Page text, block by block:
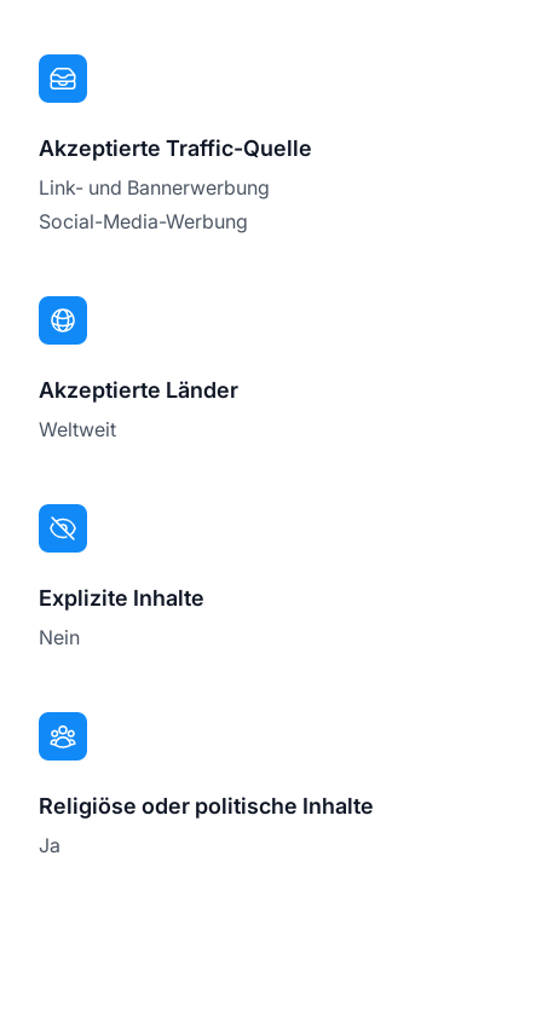
Akzeptierte Traffic-Quelle
Link- und Bannerwerbung
Social-Media-Werbung
Akzeptierte Länder
Weltweit
Explizite Inhalte
Nein
Religiöse oder politische Inhalte
Ja